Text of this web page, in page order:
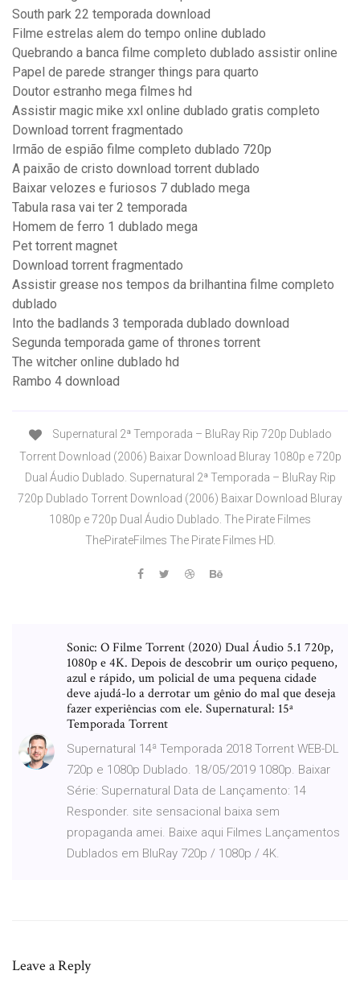
South park 22 temporada download
Filme estrelas alem do tempo online dublado
Quebrando a banca filme completo dublado assistir online
Papel de parede stranger things para quarto
Doutor estranho mega filmes hd
Assistir magic mike xxl online dublado gratis completo
Download torrent fragmentado
Irmão de espião filme completo dublado 720p
A paixão de cristo download torrent dublado
Baixar velozes e furiosos 7 dublado mega
Tabula rasa vai ter 2 temporada
Homem de ferro 1 dublado mega
Pet torrent magnet
Download torrent fragmentado
Assistir grease nos tempos da brilhantina filme completo
dublado
Into the badlands 3 temporada dublado download
Segunda temporada game of thrones torrent
The witcher online dublado hd
Rambo 4 download
Supernatural 2ª Temporada – BluRay Rip 720p Dublado
Torrent Download (2006) Baixar Download Bluray 1080p e 720p
Dual Áudio Dublado. Supernatural 2ª Temporada – BluRay Rip
720p Dublado Torrent Download (2006) Baixar Download Bluray
1080p e 720p Dual Áudio Dublado. The Pirate Filmes
ThePirateFilmes The Pirate Filmes HD.
Sonic: O Filme Torrent (2020) Dual Áudio 5.1 720p,
1080p e 4K. Depois de descobrir um ouriço pequeno,
azul e rápido, um policial de uma pequena cidade
deve ajudá-lo a derrotar um gênio do mal que deseja
fazer experiências com ele. Supernatural: 15ª
Temporada Torrent
Supernatural 14ª Temporada 2018 Torrent WEB-DL
720p e 1080p Dublado. 18/05/2019 1080p. Baixar
Série: Supernatural Data de Lançamento: 14
Responder. site sensacional baixa sem
propaganda amei. Baixe aqui Filmes Lançamentos
Dublados em BluRay 720p / 1080p / 4K.
Leave a Reply